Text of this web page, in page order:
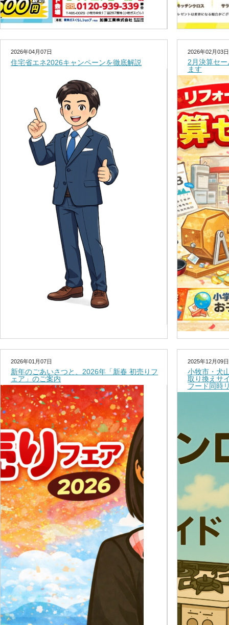
2026年04月07日
住宅省エネ2026キャンペーンを徹底解説
2026年02月03日
2月決算セ
ます
2026年01月07日
新年のごあいさつと、2026年「新春 初売りフ
ェア」のご案内
2025年12月09日
小牧市・犬
取り換えサ
フード同時